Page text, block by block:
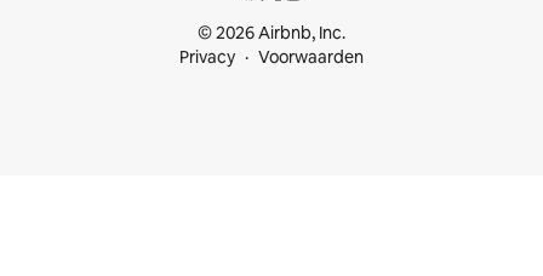
© 2026 Airbnb, Inc.
Privacy
Voorwaarden